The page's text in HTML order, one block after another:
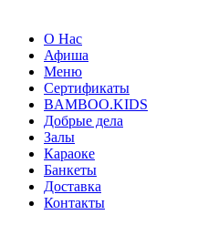
О Нас
Афиша
Меню
Сертификаты
BAMBOO.KIDS
Добрые дела
Залы
Караоке
Банкеты
Доставка
Контакты